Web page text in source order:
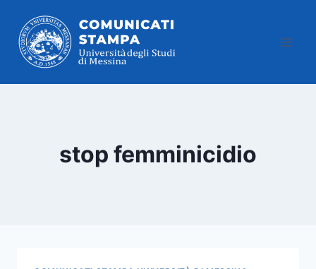
contenuto
stop femminicidio